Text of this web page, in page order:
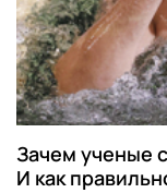
Зачем ученые
И как